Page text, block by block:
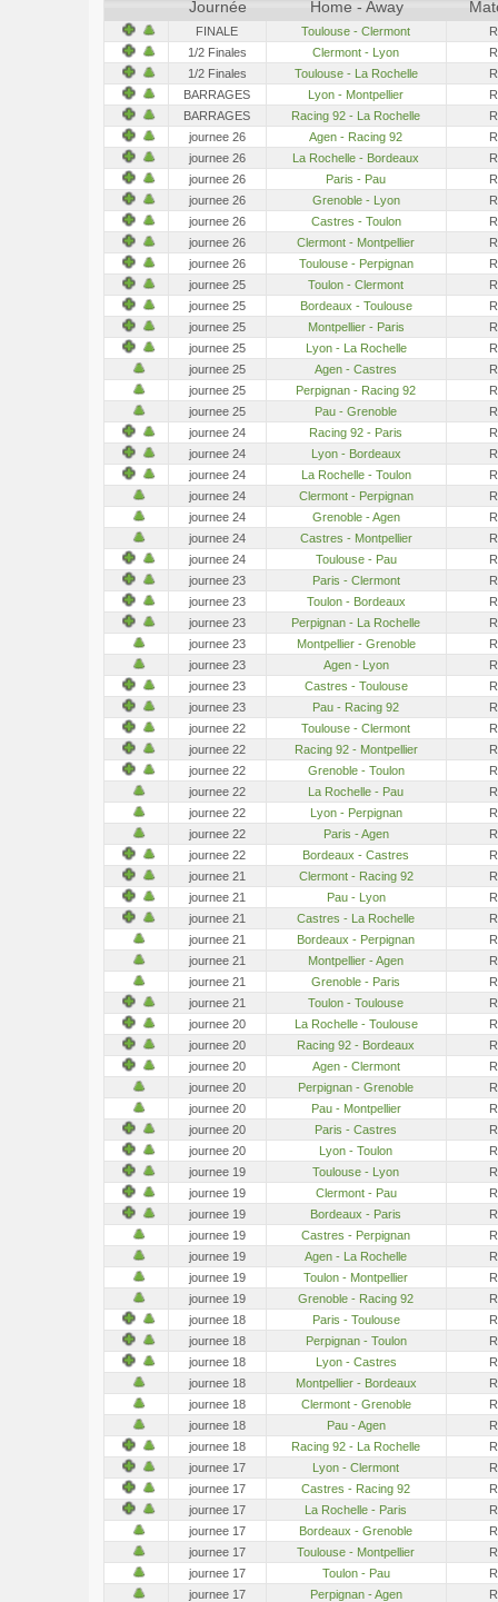
Journée Home - Away
FINALE Toulouse - Clermont
1/2 Finales
Clermont - Lyon
1/2 Finales
Toulouse - La Rochelle
BARRAGES
Lyon - Montpellier
BARRAGES
Racing 92 - La Rochelle
journee 26
Agen - Racing 92
journee 26
La Rochelle - Bordeaux
journee 26
Paris - Pau
journee 26
Grenoble - Lyon
journee 26
Castres - Toulon
journee 26
Clermont - Montpellier
journee 26
Toulouse - Perpignan
journee 25
Toulon - Clermont
journee 25
Bordeaux - Toulouse
journee 25
Montpellier - Paris
journee 25
Lyon - La Rochelle
journee 25
Agen - Castres
journee 25
Perpignan - Racing 92
journee 25
Pau - Grenoble
journee 24
Racing 92 - Paris
journee 24
Lyon - Bordeaux
journee 24
La Rochelle - Toulon
journee 24
Clermont - Perpignan
journee 24
Grenoble - Agen
journee 24
Castres - Montpellier
journee 24
Toulouse - Pau
journee 23
Paris - Clermont
journee 23
Toulon - Bordeaux
journee 23
Perpignan - La Rochelle
journee 23
Montpellier - Grenoble
journee 23
Agen - Lyon
journee 23
Castres - Toulouse
journee 23
Pau - Racing 92
journee 22
Toulouse - Clermont
journee 22
Racing 92 - Montpellier
journee 22
Grenoble - Toulon
journee 22
La Rochelle - Pau
journee 22
Lyon - Perpignan
journee 22
Paris - Agen
journee 22
Bordeaux - Castres
journee 21
Clermont - Racing 92
journee 21
Pau - Lyon
journee 21
Castres - La Rochelle
journee 21
Bordeaux - Perpignan
journee 21
Montpellier - Agen
journee 21
Grenoble - Paris
journee 21
Toulon - Toulouse
journee 20
La Rochelle - Toulouse
journee 20
Racing 92 - Bordeaux
journee 20
Agen - Clermont
journee 20
Perpignan - Grenoble
journee 20
Pau - Montpellier
journee 20
Paris - Castres
journee 20
Lyon - Toulon
journee 19
Toulouse - Lyon
journee 19
Clermont - Pau
journee 19
Bordeaux - Paris
journee 19
Castres - Perpignan
journee 19
Agen - La Rochelle
journee 19
Toulon - Montpellier
journee 19
Grenoble - Racing 92
journee 18
Paris - Toulouse
journee 18
Perpignan - Toulon
journee 18
Lyon - Castres
journee 18
Montpellier - Bordeaux
journee 18
Clermont - Grenoble
journee 18
Pau - Agen
journee 18
Racing 92 - La Rochelle
journee 17
Lyon - Clermont
journee 17
Castres - Racing 92
journee 17
La Rochelle - Paris
journee 17
Bordeaux - Grenoble
journee 17
Toulouse - Montpellier
journee 17
Toulon - Pau
journee 17
Perpignan - Agen